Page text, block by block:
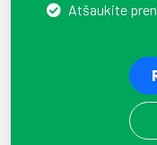
Atšaukite